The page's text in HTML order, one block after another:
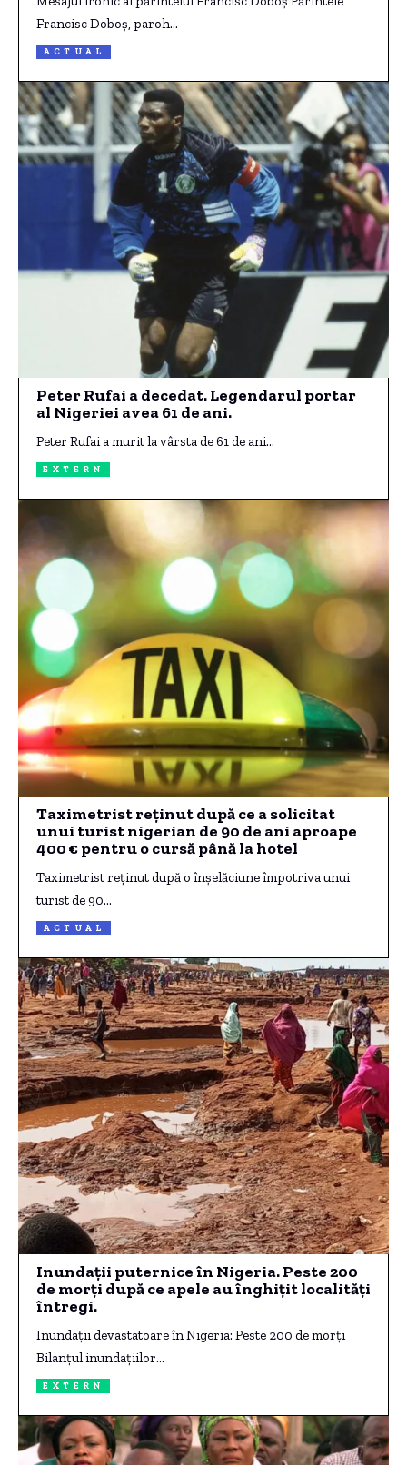
Francisc Doboş, paroh…
ACTUAL
Peter Rufai a decedat. Legendarul portar
al Nigeriei avea 61 de ani.
Peter Rufai a murit la vârsta de 61 de ani…
EXTERN
Taximetrist reținut după ce a solicitat
unui turist nigerian de 90 de ani aproape
400 € pentru o cursă până la hotel
Taximetrist reținut după o înșelăciune împotriva unui
turist de 90…
ACTUAL
Inundații puternice în Nigeria. Peste 200
de morți după ce apele au înghițit localități
întregi.
Inundații devastatoare în Nigeria: Peste 200 de morți
Bilanțul inundațiilor…
EXTERN